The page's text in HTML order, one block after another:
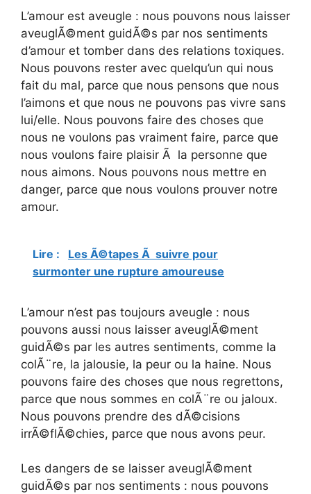
L’amour est aveugle : nous pouvons nous laisser
aveuglÃ©ment guidÃ©s par nos sentiments
d’amour et tomber dans des relations toxiques.
Nous pouvons rester avec quelqu’un qui nous
fait du mal, parce que nous pensons que nous
l’aimons et que nous ne pouvons pas vivre sans
lui/elle. Nous pouvons faire des choses que
nous ne voulons pas vraiment faire, parce que
nous voulons faire plaisir Ã la personne que
nous aimons. Nous pouvons nous mettre en
danger, parce que nous voulons prouver notre
amour.
Lire :
Les Ã©tapes Ã suivre pour
surmonter une rupture amoureuse
L’amour n’est pas toujours aveugle : nous
pouvons aussi nous laisser aveuglÃ©ment
guidÃ©s par les autres sentiments, comme la
colÃ¨re, la jalousie, la peur ou la haine. Nous
pouvons faire des choses que nous regrettons,
parce que nous sommes en colÃ¨re ou jaloux.
Nous pouvons prendre des dÃ©cisions
irrÃ©flÃ©chies, parce que nous avons peur.
Les dangers de se laisser aveuglÃ©ment
guidÃ©s par nos sentiments : nous pouvons